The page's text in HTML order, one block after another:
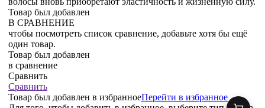
Товар был добавлен
В СРАВНЕНИЕ
чтобы посмотреть список сравнение, добавьте хотя бы ещё
один товар.
Товар был добавлен
в сравнение
Сравнить
Сравнить
Товар был добавлен в избранноеПерейти в избранное